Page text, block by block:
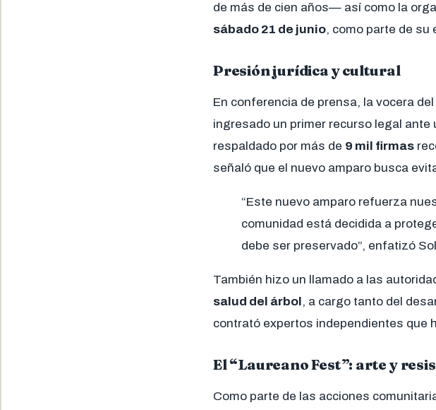
de más de cien años— así como la
sábado 21 de junio, como parte de
Presión jurídica y cultural
En conferencia de prensa, la vocera
ingresado un primer recurso legal
respaldado por más de 9 mil firmas
señaló que el nuevo amparo busca
“Este nuevo amparo refuerza
comunidad está decidida a
debe ser preservado”, enfatizó
También hizo un llamado a las
salud del árbol, a cargo tanto del
contrató expertos independientes que
El “Laureano Fest”: arte y
Como parte de las acciones